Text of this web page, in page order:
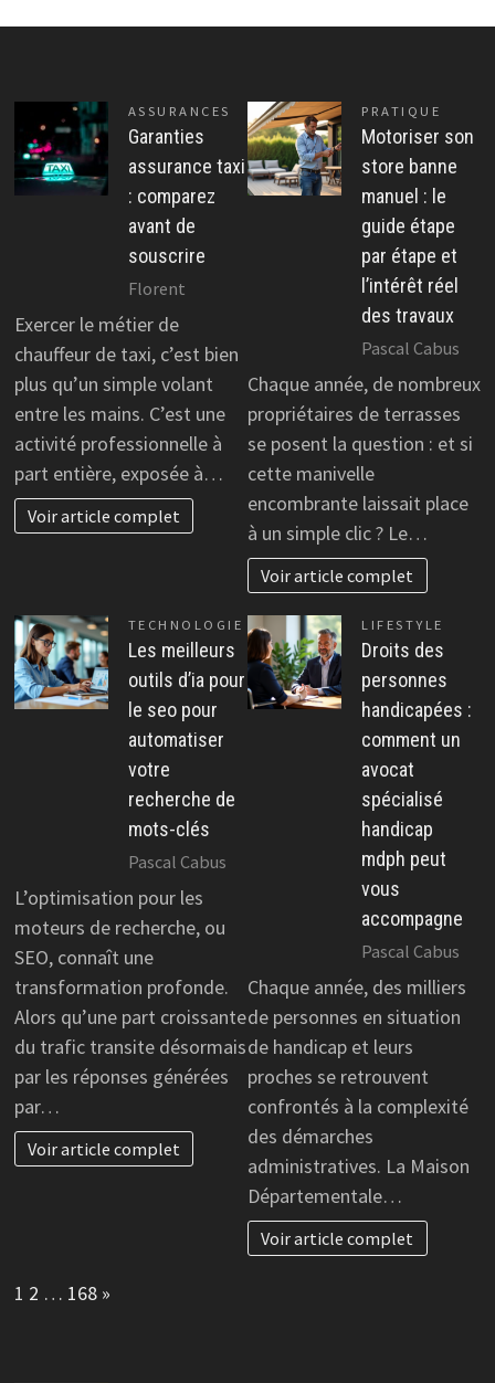
ASSURANCES
Garanties
assurance taxi
: comparez
avant de
souscrire
Florent
Exercer le métier de
chauffeur de taxi, c’est bien
plus qu’un simple volant
entre les mains. C’est une
activité professionnelle à
part entière, exposée à…
Voir article complet
PRATIQUE
Motoriser son
store banne
manuel : le
guide étape
par étape et
l’intérêt réel
des travaux
Pascal Cabus
Chaque année, de nombreux
propriétaires de terrasses
se posent la question : et si
cette manivelle
encombrante laissait place
à un simple clic ? Le…
Voir article complet
TECHNOLOGIE
Les meilleurs
outils d’ia pour
le seo pour
automatiser
votre
recherche de
mots-clés
Pascal Cabus
L’optimisation pour les
moteurs de recherche, ou
SEO, connaît une
transformation profonde.
Alors qu’une part croissante
du trafic transite désormais
par les réponses générées
par…
Voir article complet
LIFESTYLE
Droits des
personnes
handicapées :
comment un
avocat
spécialisé
handicap
mdph peut
vous
accompagne
Pascal Cabus
Chaque année, des milliers
de personnes en situation
de handicap et leurs
proches se retrouvent
confrontés à la complexité
des démarches
administratives. La Maison
Départementale…
Voir article complet
Page:
1 2 … 168 Next
»